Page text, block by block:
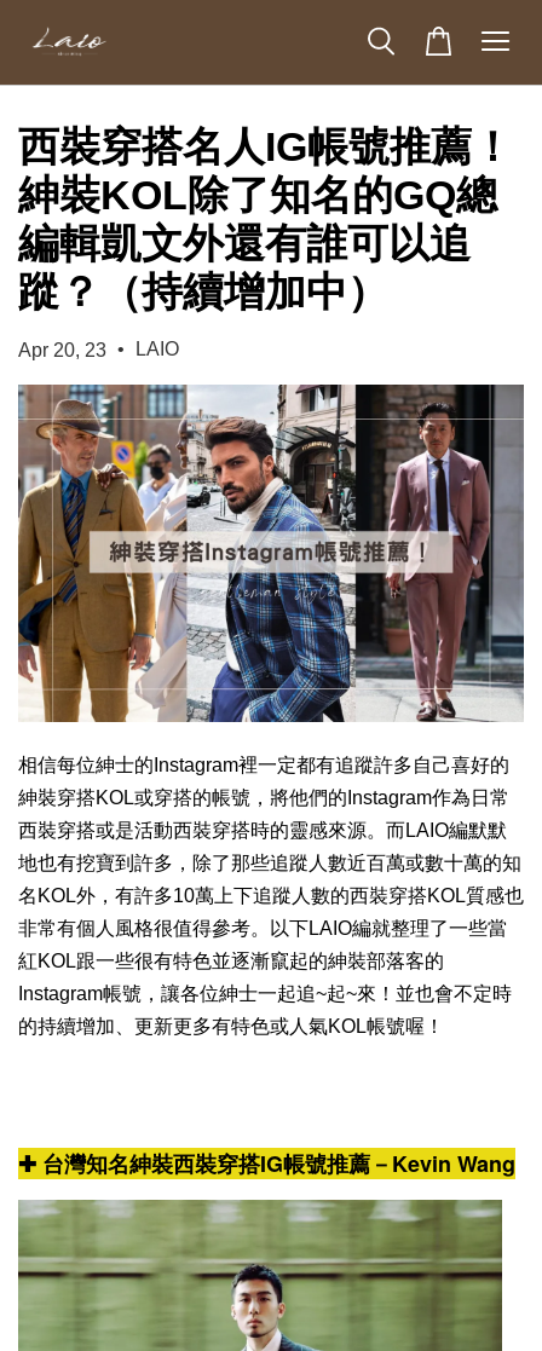
西裝穿搭名人IG帳號推薦！
紳裝KOL除了知名的GQ總
編輯凱文外還有誰可以追
蹤？（持續增加中）
Apr 20, 23 • LAIO
相信每位紳士的Instagram裡一定都有追蹤許多自己喜好的
紳裝穿搭KOL或穿搭的帳號，將他們的Instagram作為日常
西裝穿搭或是活動西裝穿搭時的靈感來源。而LAIO編默默
地也有挖寶到許多，除了那些追蹤人數近百萬或數十萬的知
名KOL外，有許多10萬上下追蹤人數的西裝穿搭KOL質感也
非常有個人風格很值得參考。以下LAIO編就整理了一些當
紅KOL跟一些很有特色並逐漸竄起的紳裝部落客的
Instagram帳號，讓各位紳士一起追~起~來！並也會不定時
的持續增加、更新更多有特色或人氣KOL帳號喔！
✚ 台灣知名紳裝西裝穿搭IG帳號推薦－Kevin Wang